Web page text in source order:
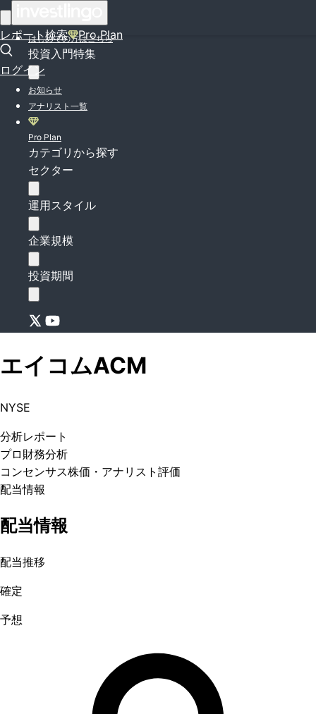
レポート検索 Pro Plan
ログイン
はじめての方はこちら
投資入門特集
お知らせ
アナリスト一覧
Pro Plan
カテゴリから探す
セクター
運用スタイル
企業規模
投資期間
エイコムACM
NYSE
分析レポート
プロ 財務分析
コンセンサス株価 ・アナリスト評価
配当情報
配当情報
配当推移
確定
予想